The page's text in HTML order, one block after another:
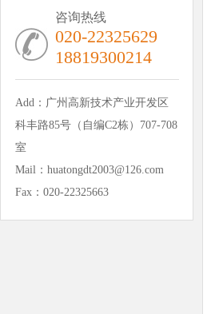
咨询热线
020-22325629
18819300214
Add：广州高新技术产业开发区
科丰路85号（自编C2栋）707-708
室
Mail：huatongdt2003@126.com
Fax：020-22325663